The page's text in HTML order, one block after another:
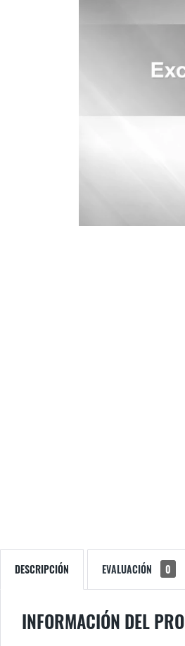
DESCRIPCIÓN EVALUACIÓN 0
INFORMACIÓN DEL